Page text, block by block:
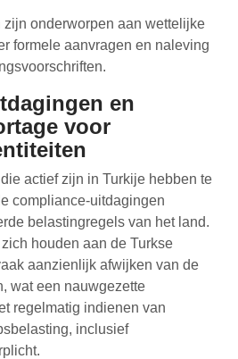
onderworpen aan wettelijke
formele aanvragen en naleving
en
voor
actief zijn in Turkije hebben te
compliance-uitdagingen
belastingregels van het land.
houden aan de Turkse
aanzienlijk afwijken van de
wat een nauwgezette
regelmatig indienen van
inclusief